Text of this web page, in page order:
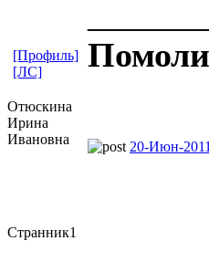
[Профиль]
[ЛС]
Отюскина
Ирина
Ивановна
20-Июн-
Странник1